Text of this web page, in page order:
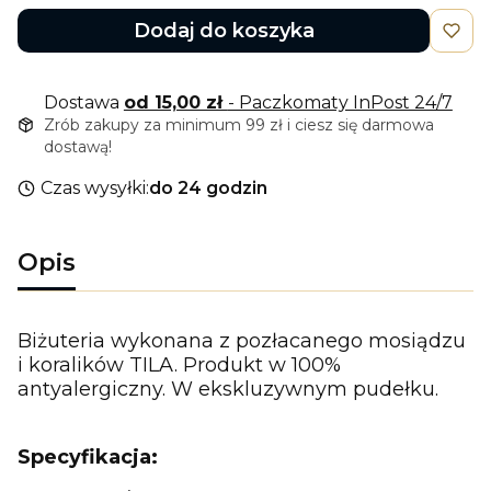
Dodaj do koszyka
Dostawa od 15,00 zł - Paczkomaty InPost 24/7
Zrób zakupy za minimum 99 zł i ciesz się darmowa
dostawą!
Czas wysyłki:do 24 godzin
Opis
Biżuteria wykonana z pozłacanego mosiądzu
i koralików TILA. Produkt w 100%
antyalergiczny. W ekskluzywnym pudełku.
Specyfikacja: